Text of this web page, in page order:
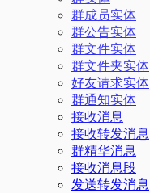
群成员实体
群公告实体
群文件实体
群文件夹实体
好友请求实体
群通知实体
接收消息
接收转发消息
群精华消息
接收消息段
发送转发消息